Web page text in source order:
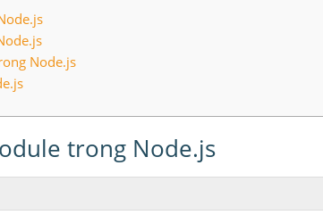
Node.js
trong Node.js